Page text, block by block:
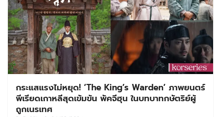
กระแสแรงไม่หยุด! ‘The King’s Warden’ ภาพยนตร์
พีเรียดเกาหลีสุดเข้มข้น พัคจีฮุน ในบทบาทกษัตริย์ผู้
ถูกเนรเทศ